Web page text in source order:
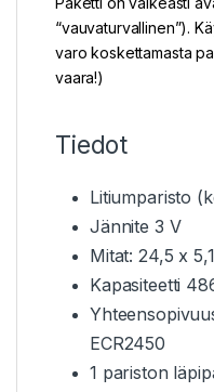
“vauvaturvallinen”).
varo koskettamasta
vaara!)
Tiedot
Litiumparisto
Jännite 3 V
Mitat: 24,5 x
Kapasiteetti
ECR2450
1 pariston